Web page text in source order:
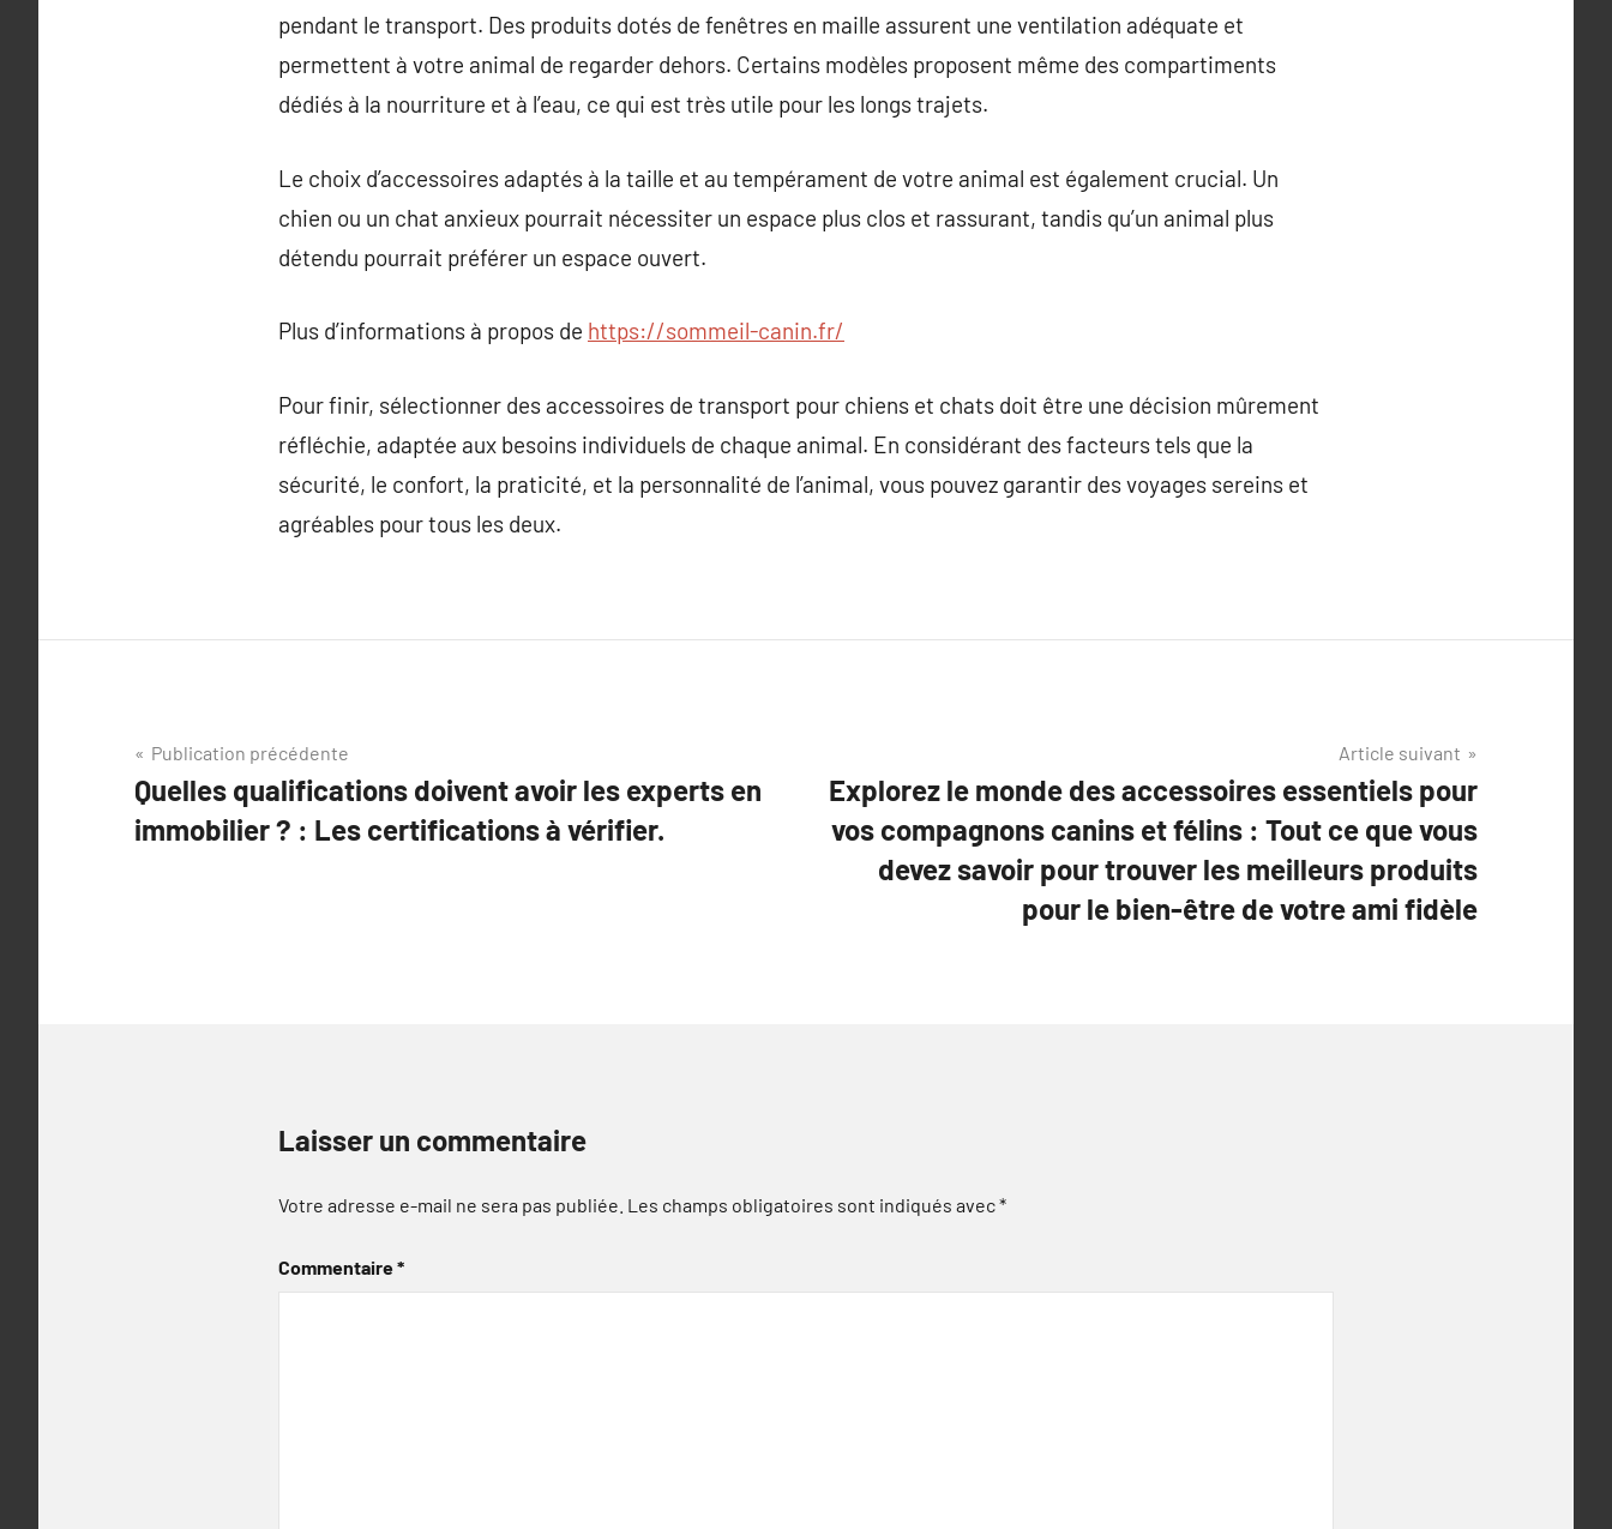
pendant le transport. Des produits dotés de fenêtres en maille assurent une ventilation adéquate et
permettent à votre animal de regarder dehors. Certains modèles proposent même des compartiments
dédiés à la nourriture et à l’eau, ce qui est très utile pour les longs trajets.
Le choix d’accessoires adaptés à la taille et au tempérament de votre animal est également crucial. Un
chien ou un chat anxieux pourrait nécessiter un espace plus clos et rassurant, tandis qu’un animal plus
détendu pourrait préférer un espace ouvert.
Plus d’informations à propos de https://sommeil-canin.fr/
Pour finir, sélectionner des accessoires de transport pour chiens et chats doit être une décision mûrement
réfléchie, adaptée aux besoins individuels de chaque animal. En considérant des facteurs tels que la
sécurité, le confort, la praticité, et la personnalité de l’animal, vous pouvez garantir des voyages sereins et
agréables pour tous les deux.
Navigation
de
l’article
Publication précédente
Quelles qualifications doivent avoir les experts en
immobilier ? : Les certifications à vérifier.
Article suivant
Explorez le monde des accessoires essentiels pour
vos compagnons canins et félins : Tout ce que vous
devez savoir pour trouver les meilleurs produits
pour le bien-être de votre ami fidèle
Laisser un commentaire
Votre adresse e-mail ne sera pas publiée. Les champs obligatoires sont indiqués avec*
Commentaire*